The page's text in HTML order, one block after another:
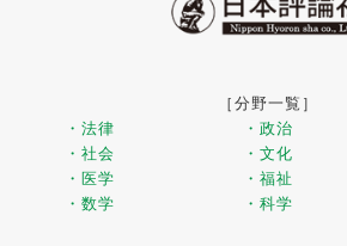
［分野一覧］
・法律
・政治
・社会
・文化
・医学
・福祉
・数学
・科学